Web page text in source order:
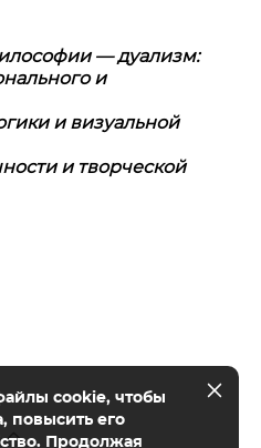
— дуализм:
и
и визуальной
и творческой
cookie, чтобы
повысить его
Продолжая